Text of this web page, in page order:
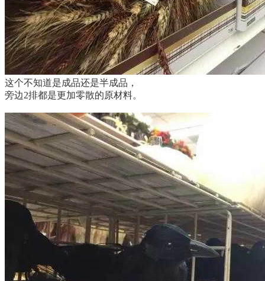
这个不知道是成品还是半成品，
旁边2排都是更加零散的原材料。